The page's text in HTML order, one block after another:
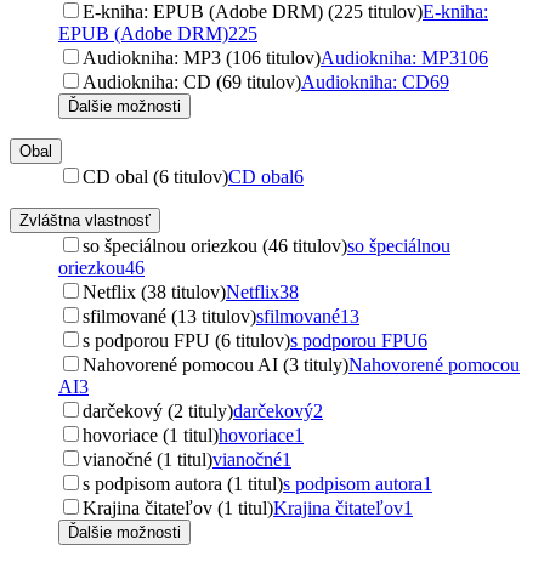
E-kniha: EPUB (Adobe DRM) (225 titulov)E-kniha:
EPUB (Adobe DRM)225
Audiokniha: MP3 (106 titulov)Audiokniha: MP3106
Audiokniha: CD (69 titulov)Audiokniha: CD69
Ďalšie možnosti
Obal
CD obal (6 titulov)CD obal6
Zvláštna vlastnosť
so špeciálnou oriezkou (46 titulov)so špeciálnou
oriezkou46
Netflix (38 titulov)Netflix38
sfilmované (13 titulov)sfilmované13
s podporou FPU (6 titulov)s podporou FPU6
Nahovorené pomocou AI (3 tituly)Nahovorené pomocou
AI3
darčekový (2 tituly)darčekový2
hovoriace (1 titul)hovoriace1
vianočné (1 titul)vianočné1
s podpisom autora (1 titul)s podpisom autora1
Krajina čitateľov (1 titul)Krajina čitateľov1
Ďalšie možnosti